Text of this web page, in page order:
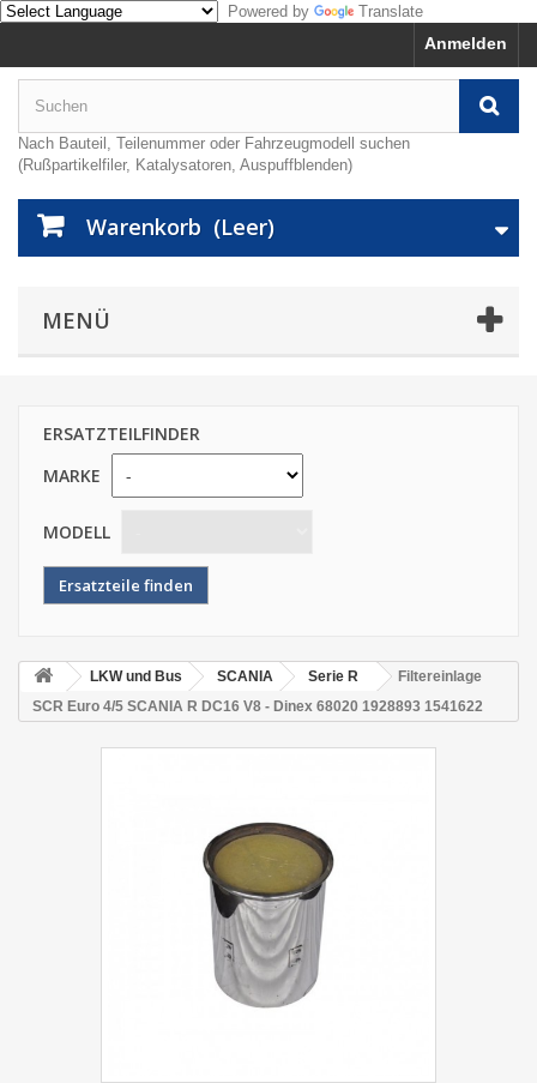
Powered by Translate
Anmelden
Nach Bauteil, Teilenummer oder Fahrzeugmodell suchen
(Rußpartikelfiler, Katalysatoren, Auspuffblenden)
Warenkorb (Leer)
MENÜ
ERSATZTEILFINDER
MARKE
MODELL
LKW und Bus SCANIA Serie R
Filtereinlage
SCR Euro 4/5 SCANIA R DC16 V8 - Dinex 68020 1928893 1541622